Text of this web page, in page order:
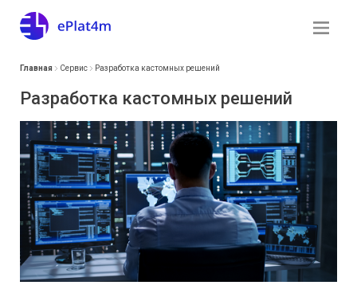
Главная Сервис Разработка кастомных решений
Разработка кастомных решений